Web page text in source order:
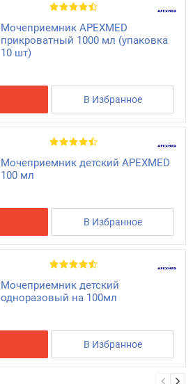
Мочеприемник APEXMED
прикроватный 1000 мл (упаковка
10 шт)
В Избранное
Мочеприемник детский APEXMED
100 мл
В Избранное
Мочеприемник детский
одноразовый на 100мл
В Избранное